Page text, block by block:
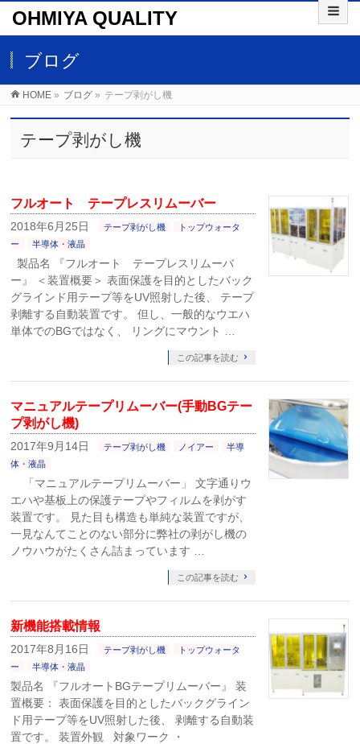
OHMIYA QUALITY
ブログ
HOME » ブログ » テープ剥がし機
テープ剥がし機
フルオート テープレスリムーバー
2018年6月25日 テープ剥がし機
トップウォータ
ー
半導体・液晶
製品名 『フルオート テープレスリムーバ
ー』 ＜装置概要＞ 表面保護を目的としたバック
グラインド用テープ等をUV照射した後、 テープ
剥離する自動装置です。 但し、一般的なウエハ
単体でのBGではなく、 リングにマウント …
この記事を読む
マニュアルテープリムーバー(手動BGテー
プ剥がし機)
2017年9月14日 テープ剥がし機 ノイアー
半導
体・液晶
「マニュアルテープリムーバー」 文字通りウ
エハや基板上の保護テープやフィルムを剥がす
装置です。 見た目も構造も単純な装置ですが、
一見なんてことのない部分に弊社の剥がし機の
ノウハウがたくさん詰まっています …
この記事を読む
新機能搭載情報
2017年8月16日 テープ剥がし機
トップウォータ
ー
半導体・液晶
製品名 『フルオートBGテープリムーバー』 装
置概要： 表面保護を目的としたバックグライン
ド用テープ等をUV照射した後、 剥離する自動装
置です。 装置外観 対象ワーク ・